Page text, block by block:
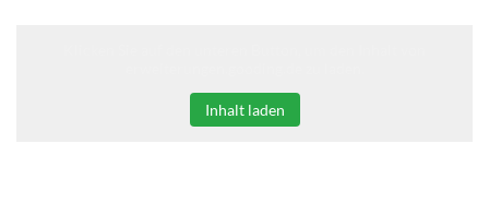
Inhalt laden